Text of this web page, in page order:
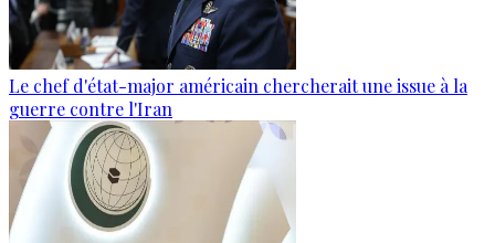
Le chef d'état-major américain chercherait une issue à la
guerre contre l'Iran